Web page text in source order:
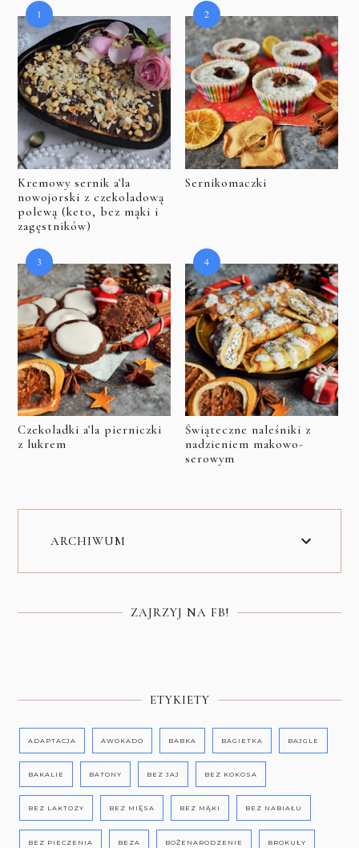
Kremowy sernik a'la
nowojorski z czekoladową
polewą (keto, bez mąki i
zagęstników)
Sernikomaczki
Czekoladki a'la pierniczki
z lukrem
Świąteczne naleśniki z
nadzieniem makowo-
serowym
ARCHIWUM
ZAJRZYJ NA FB!
ETYKIETY
ADAPTACJA AWOKADO BABKA BAGIETKA BAJGLE
BAKALIE BATONY BEZ JAJ BEZ KOKOSA
BEZ LAKTOZY BEZ MIĘSA BEZ MĄKI BEZ NABIAŁU
BEZ PIECZENIA BEZA BOŻENARODZENIE BROKUŁY